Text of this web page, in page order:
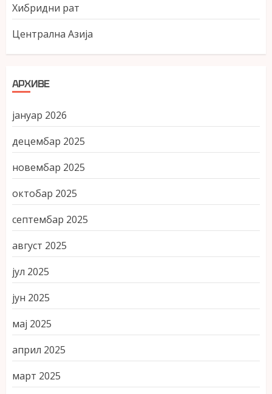
Хибридни рат
Централна Азија
АРХИВЕ
јануар 2026
децембар 2025
новембар 2025
октобар 2025
септембар 2025
август 2025
јул 2025
јун 2025
мај 2025
април 2025
март 2025